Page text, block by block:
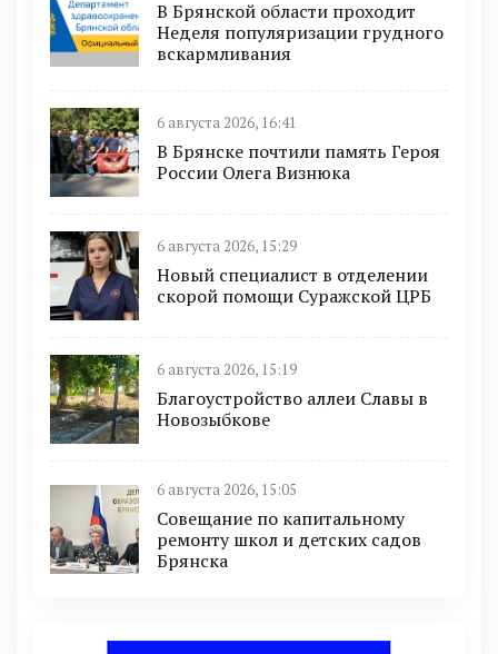
В Брянской области проходит
Неделя популяризации грудного
вскармливания
6 августа 2026, 16:41
В Брянске почтили память Героя
России Олега Визнюка
6 августа 2026, 15:29
Новый специалист в отделении
скорой помощи Суражской ЦРБ
6 августа 2026, 15:19
Благоустройство аллеи Славы в
Новозыбкове
6 августа 2026, 15:05
Совещание по капитальному
ремонту школ и детских садов
Брянска